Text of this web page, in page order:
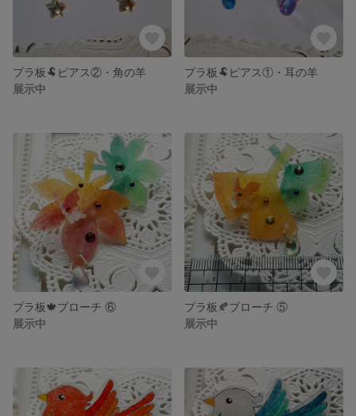
プラ板🐏ピアス②・角の羊
展示中
プラ板🐏ピアス①・耳の羊
展示中
プラ板🍁ブローチ ⑥
展示中
プラ板🍂ブローチ ⑤
展示中